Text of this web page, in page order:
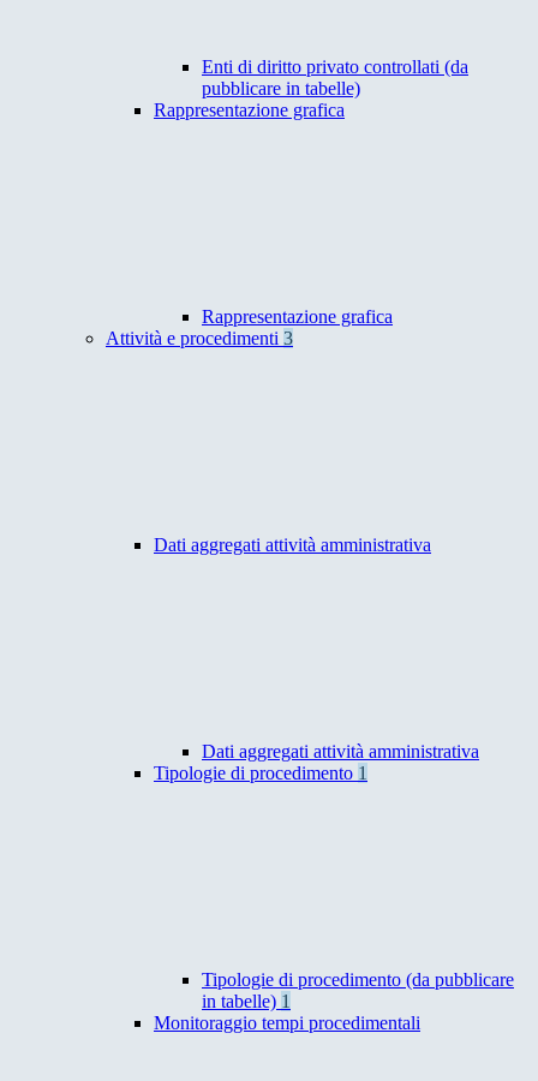
Enti di diritto privato controllati (da
pubblicare in tabelle)
Rappresentazione grafica
Rappresentazione grafica
Attività e procedimenti 3
Dati aggregati attività amministrativa
Dati aggregati attività amministrativa
Tipologie di procedimento 1
Tipologie di procedimento (da pubblicare
in tabelle) 1
Monitoraggio tempi procedimentali